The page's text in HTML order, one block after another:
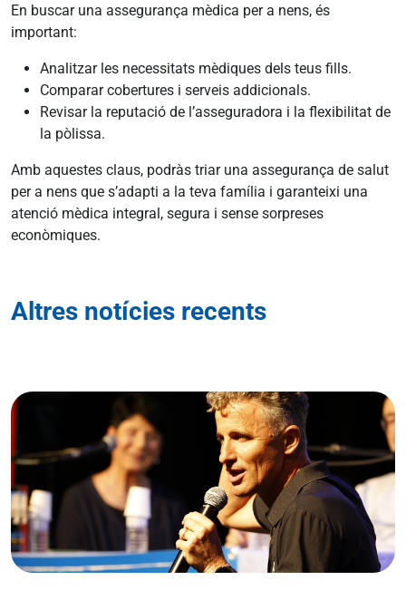
En buscar una assegurança mèdica per a nens, és
important:
Analitzar les necessitats mèdiques dels teus fills.
Comparar cobertures i serveis addicionals.
Revisar la reputació de l’asseguradora i la flexibilitat de
la pòlissa.
Amb aquestes claus, podràs triar una assegurança de salut
per a nens que s’adapti a la teva família i garanteixi una
atenció mèdica integral, segura i sense sorpreses
econòmiques.
Altres notícies recents